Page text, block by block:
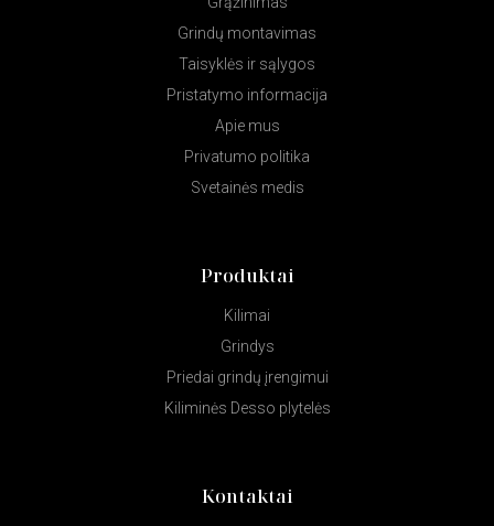
Grindų montavimas
Taisyklės ir sąlygos
Pristatymo informacija
Apie mus
Privatumo politika
Svetainės medis
Produktai
Kilimai
Grindys
Priedai grindų įrengimui
Kiliminės Desso plytelės
Kontaktai